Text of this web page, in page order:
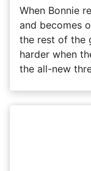
When Bonnie
and becomes
the rest of the
harder when
the all-new